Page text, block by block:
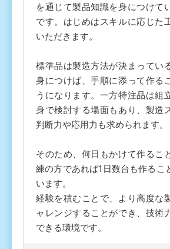
を通じて製品知識を身につけて
です。はじめはスキルに応じた
いただきます。
標準品は製造方法が決まってい
身につけば、手順に添って作る
うになります。一方特注品は組
身で検討する場面もあり、製造
判断力や応用力も求められます。
そのため、何日もかけて作るこ
練の方であれば1日数台も作るこ
います。
経験を積むことで、より高度な
ャレンジすることができ、技術
できる環境です。